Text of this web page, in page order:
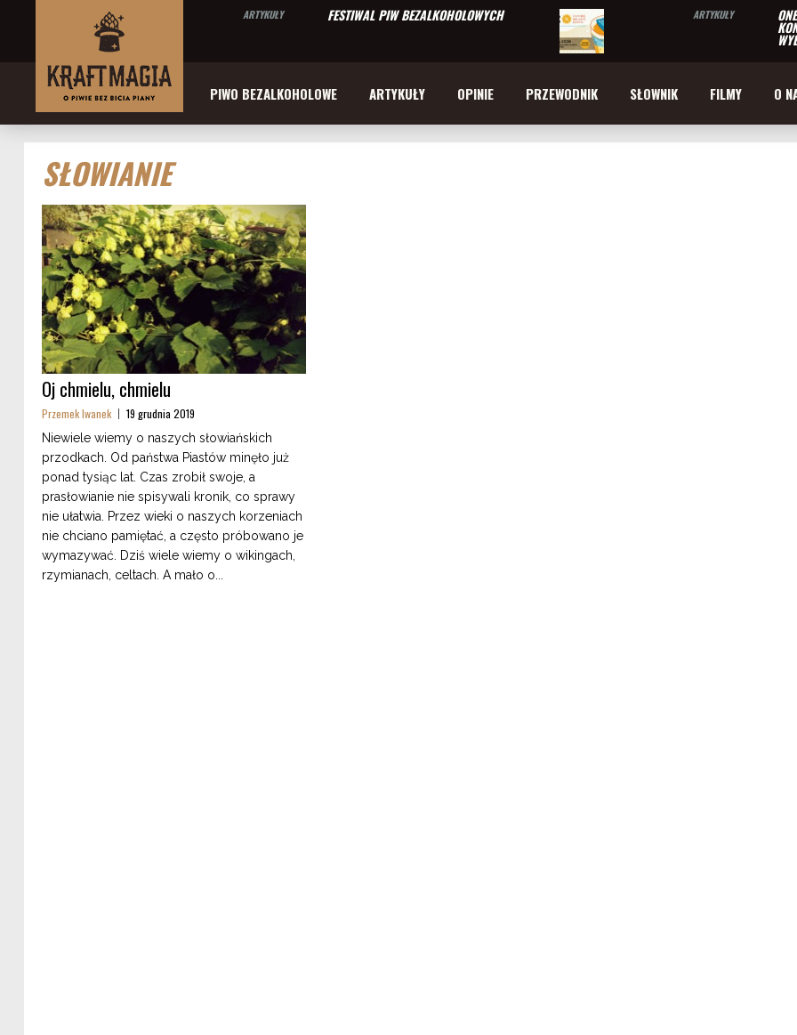
ARTYKUŁY FESTIWAL PIW BEZALKOHOLOWYCH ARTYKUŁY
PIWO BEZALKOHOLOWE ARTYKUŁY OPINIE PRZEWODNIK SŁOWNIK FILMY O
SŁOWIANIE
Oj chmielu, chmielu
Przemek Iwanek 19 grudnia 2019
Niewiele wiemy o naszych słowiańskich
przodkach. Od państwa Piastów minęło już
ponad tysiąc lat. Czas zrobił swoje, a
prasłowianie nie spisywali kronik, co sprawy
nie ułatwia. Przez wieki o naszych korzeniach
nie chciano pamiętać, a często próbowano je
wymazywać. Dziś wiele wiemy o wikingach,
rzymianach, celtach. A mało o...